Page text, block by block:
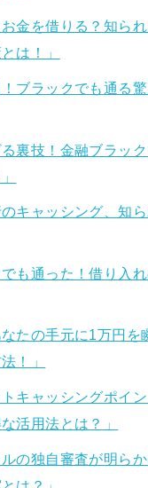
お金を借りる？知ら
は！」
！ブラックでも通る
る裏技！金融ブラッ
のキャッシング、知
でも通った！借り入
なたの手元に1万円を
！」
トキャッシングポイ
活用法とは？」
ルの独自審査が明ら